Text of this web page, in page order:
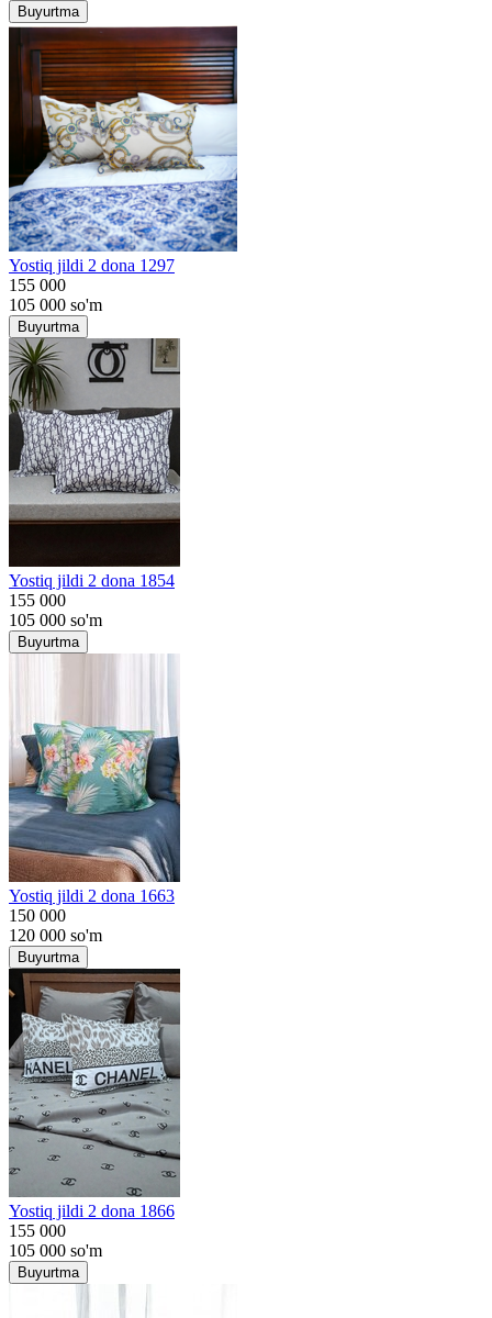
Buyurtma
Yostiq jildi 2 dona 1297
155 000
105 000 so'm
Buyurtma
Yostiq jildi 2 dona 1854
155 000
105 000 so'm
Buyurtma
Yostiq jildi 2 dona 1663
150 000
120 000 so'm
Buyurtma
Yostiq jildi 2 dona 1866
155 000
105 000 so'm
Buyurtma